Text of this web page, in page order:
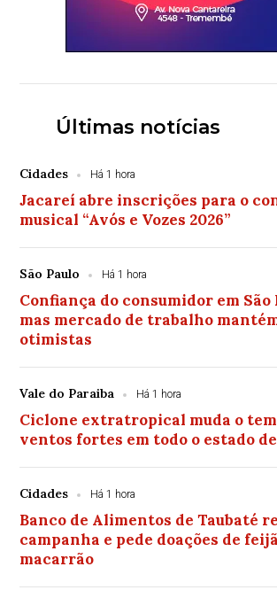
Últimas notícias
Cidades Há 1 hora
Jacareí abre inscrições para o
musical “Avós e Vozes 2026”
São Paulo Há 1 hora
Confiança do consumidor em São
mas mercado de trabalho
otimistas
Vale do Paraiba Há 1 hora
Ciclone extratropical muda o
ventos fortes em todo o estado de
Cidades Há 1 hora
Banco de Alimentos de Taubaté
campanha e pede doações de
macarrão